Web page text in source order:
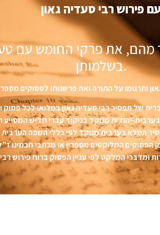
עם פירוש רבי סעדיה גאון
את פרקי החומש עם
בשלמותן.
ותרגומו על התורה ואת פרשנותו לפסוקים